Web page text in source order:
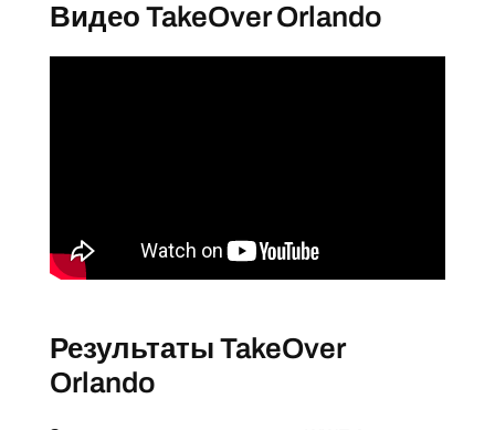
Видео TakeOver Orlando
Результаты TakeOver
Orlando